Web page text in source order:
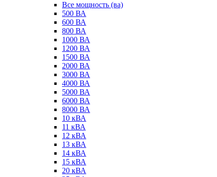
Все мощность (ва)
500 ВА
600 ВА
800 ВА
1000 ВА
1200 ВА
1500 ВА
2000 ВА
3000 ВА
4000 ВА
5000 ВА
6000 ВА
8000 ВА
10 кВА
11 кВА
12 кВА
13 кВА
14 кВА
15 кВА
20 кВА